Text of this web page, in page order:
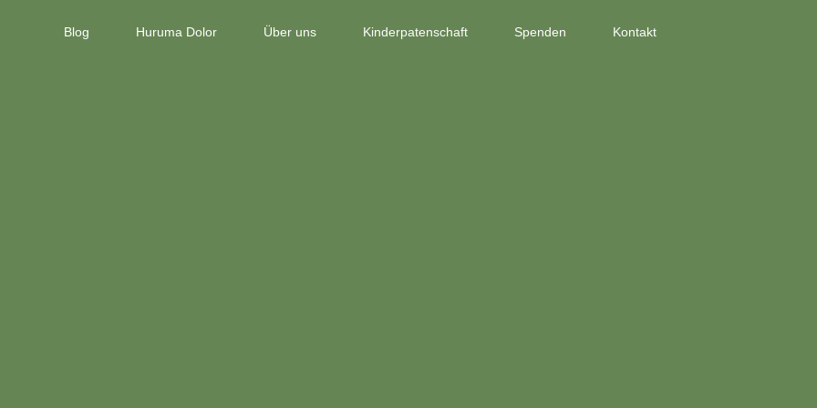
Blog Huruma Dolor Über uns Kinderpatenschaft Spenden Kontakt